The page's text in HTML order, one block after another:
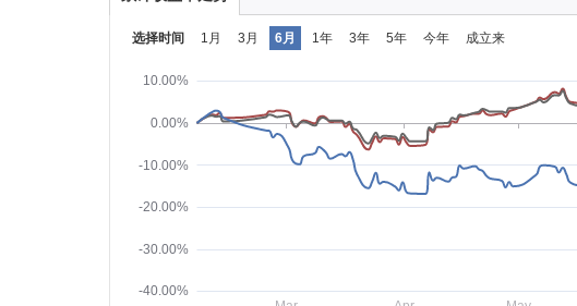
选择时间 1月 3月 6月 1年 3年 5年 今年 成立来
-40.00%
-30.00%
-20.00%
-10.00%
0.00%
10.00%